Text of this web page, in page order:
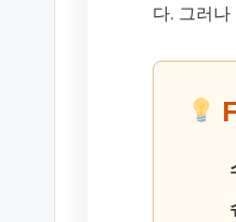
다. 그러